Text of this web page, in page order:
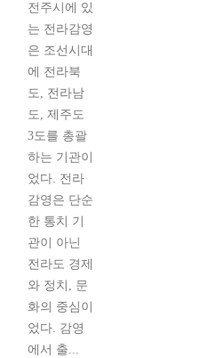
전주시에 있
는 전라감영
은 조선시대
에 전라북
도, 전라남
도, 제주도
3도를 총괄
하는 기관이
었다. 전라
감영은 단순
한 통치 기
관이 아닌
전라도 경제
와 정치, 문
화의 중심이
었다. 감영
에서 출...